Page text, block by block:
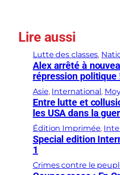
Lire aussi
Lutte des classes,
Alex arrêté à
répression politique
Asie, International ,
Entre lutte et
les USA dans la
Édition Imprimée,
Special edition
1
Crimes contre le